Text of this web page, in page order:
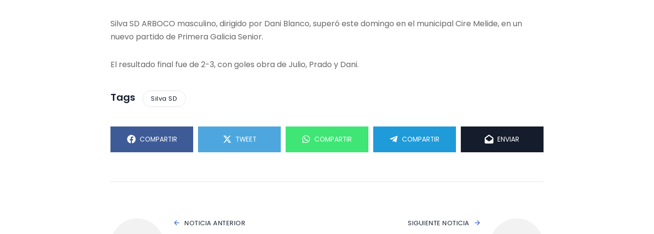
Silva SD ARBOCO masculino, dirigido por Dani Blanco, superó este domingo en el municipal Cire Melide, en un
nuevo partido de Primera Galicia Senior.
El resultado final fue de 2-3, con goles obra de Julio, Prado y Dani.
Tags Silva SD
COMPARTIR TWEET COMPARTIR COMPARTIR ENVIAR
NOTICIA ANTERIOR SIGUIENTE NOTICIA